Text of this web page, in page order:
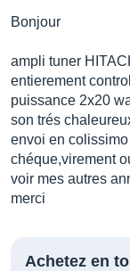
Bonjour
ampli tuner
entierement
puissance 2x20
son trés
envoi en
chéque,virement
voir mes autres
merci
Achetez en